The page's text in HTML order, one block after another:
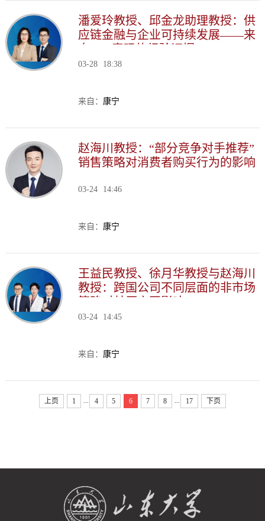
潘爱玲教授、邱金龙助理教授：供
应链金融与企业可持续发展——来
03-28 18:38
来自： 康宁
赵海川教授：“部分竞争对手推荐”
销售策略对消费者购买行为的影响
03-24 14:46
来自： 康宁
王益民教授、徐月华教授与赵海川
教授：跨国公司不同层面的非市场
03-24 14:45
来自： 康宁
上页 1 4 5 6 7 8 17 下页